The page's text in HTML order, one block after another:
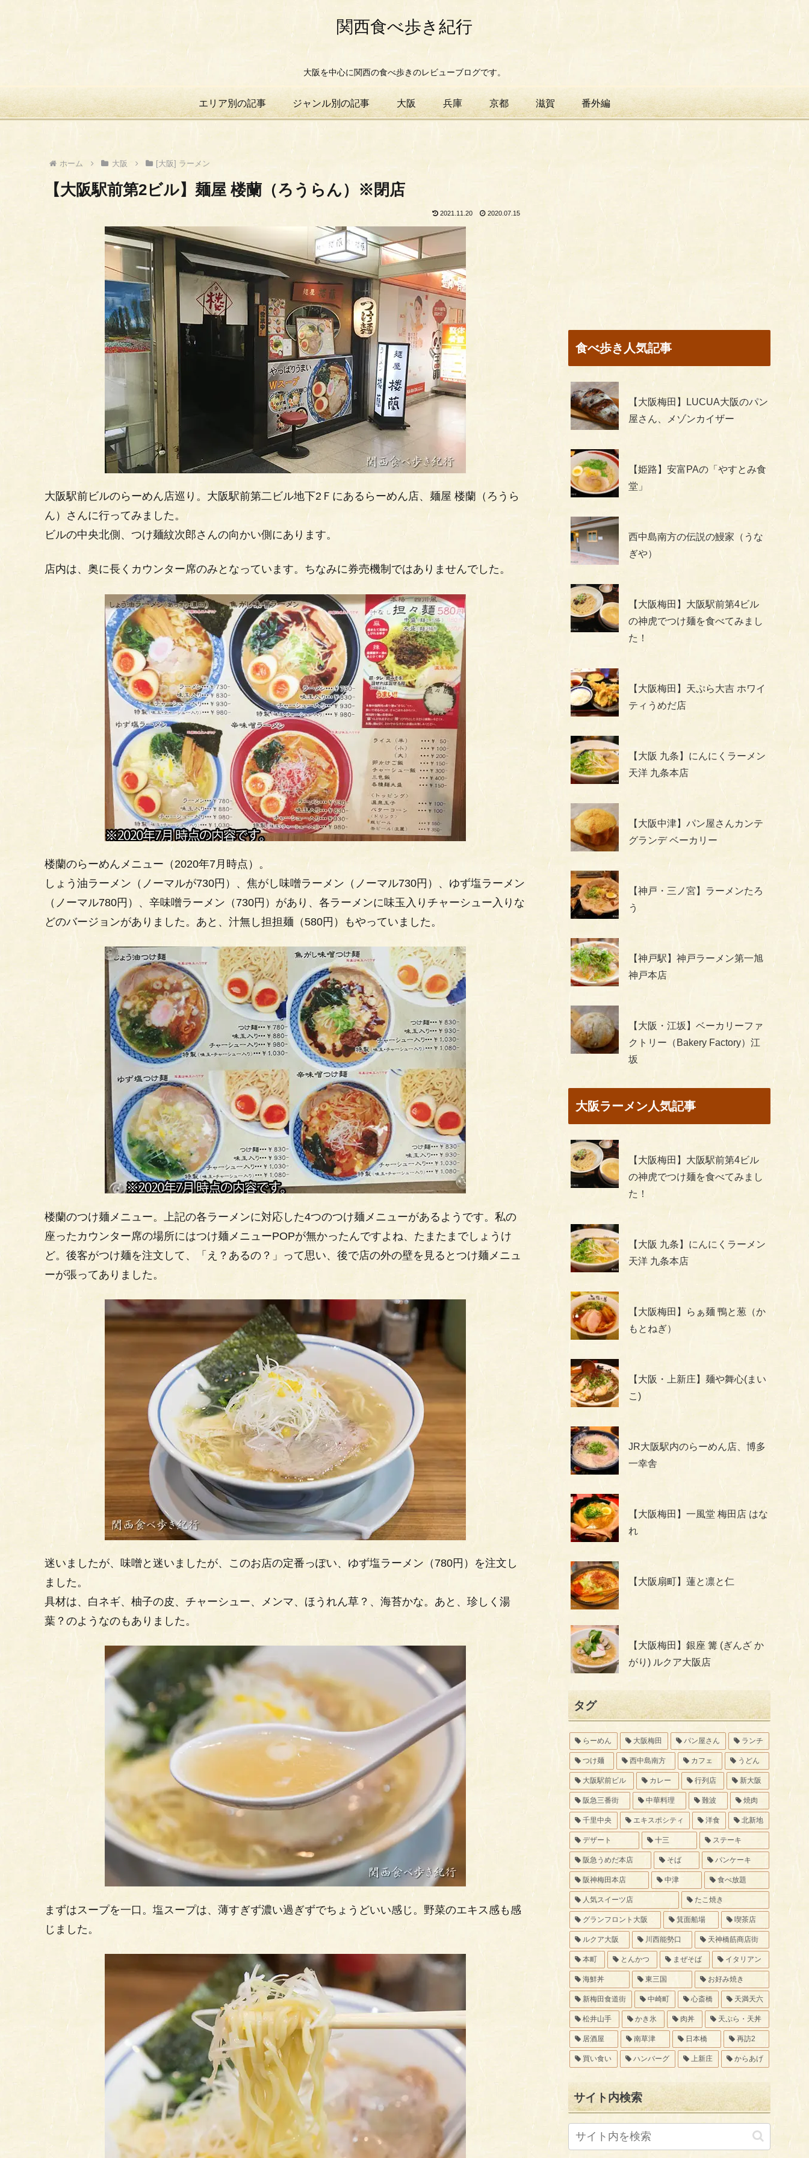
関西食べ歩き紀行
大阪を中心に関西の食べ歩きのレビューブログです。
エリア別の記事 ジャンル別の記事 大阪 兵庫 京都 滋賀 番外編
ホーム 大阪 [大阪] ラーメン
【大阪駅前第2ビル】麺屋 楼蘭（ろうらん）※閉店
2021.11.20 2020.07.15
大阪駅前ビルのらーめん店巡り。大阪駅前第二ビル地下2Ｆにあるらーめん店、麺屋 楼蘭（ろうら
ん）さんに行ってみました。
ビルの中央北側、つけ麺紋次郎さんの向かい側にあります。
店内は、奥に長くカウンター席のみとなっています。ちなみに券売機制ではありませんでした。
楼蘭のらーめんメニュー（2020年7月時点）。
しょう油ラーメン（ノーマルが730円）、焦がし味噌ラーメン（ノーマル730円）、ゆず塩ラーメン
（ノーマル780円）、辛味噌ラーメン（730円）があり、各ラーメンに味玉入りチャーシュー入りな
どのバージョンがありました。あと、汁無し担担麺（580円）もやっていました。
楼蘭のつけ麺メニュー。上記の各ラーメンに対応した4つのつけ麺メニューがあるようです。私の
座ったカウンター席の場所にはつけ麺メニューPOPが無かったんですよね、たまたまでしょうけ
ど。後客がつけ麺を注文して、「え？あるの？」って思い、後で店の外の壁を見るとつけ麺メニュ
ーが張ってありました。
迷いましたが、味噌と迷いましたが、このお店の定番っぽい、ゆず塩ラーメン（780円）を注文し
ました。
具材は、白ネギ、柚子の皮、チャーシュー、メンマ、ほうれん草？、海苔かな。あと、珍しく湯
葉？のようなのもありました。
まずはスープを一口。塩スープは、薄すぎず濃い過ぎずでちょうどいい感じ。野菜のエキス感も感
じました。
食べ歩き人気記事
【大阪梅田】LUCUA大阪のパン
屋さん、メゾンカイザー
【姫路】安富PAの「やすとみ食
堂」
西中島南方の伝説の鰻家（うな
ぎや）
【大阪梅田】大阪駅前第4ビル
の神虎でつけ麺を食べてみまし
た！
【大阪梅田】天ぷら大吉 ホワイ
ティうめだ店
【大阪 九条】にんにくラーメン
天洋 九条本店
【大阪中津】パン屋さんカンテ
グランデ ベーカリー
【神戸・三ノ宮】ラーメンたろ
う
【神戸駅】神戸ラーメン第一旭
神戸本店
【大阪・江坂】ベーカリーファ
クトリー（Bakery Factory）江
坂
大阪ラーメン人気記事
【大阪梅田】大阪駅前第4ビル
の神虎でつけ麺を食べてみまし
た！
【大阪 九条】にんにくラーメン
天洋 九条本店
【大阪梅田】らぁ麺 鴨と葱（か
もとねぎ）
【大阪・上新庄】麺や舞心(まい
こ)
JR大阪駅内のらーめん店、博多
一幸舎
【大阪梅田】一風堂 梅田店 はな
れ
【大阪扇町】蓮と凛と仁
【大阪梅田】銀座 篝 (ぎんざ か
がり) ルクア大阪店
タグ
らーめん 大阪梅田 パン屋さん ランチ
つけ麺 西中島南方 カフェ うどん
大阪駅前ビル カレー 行列店 新大阪
阪急三番街 中華料理 難波 焼肉
千里中央 エキスポシティ 洋食 北新地
デザート 十三 ステーキ
阪急うめだ本店 そば パンケーキ
阪神梅田本店 中津 食べ放題
人気スイーツ店 たこ焼き
グランフロント大阪 箕面船場 喫茶店
ルクア大阪 川西能勢口 天神橋筋商店街
本町 とんかつ まぜそば イタリアン
海鮮丼 東三国 お好み焼き
新梅田食道街 中崎町 心斎橋 天満天六
松井山手 かき氷 肉丼 天ぷら・天丼
居酒屋 南草津 日本橋 再訪2
買い食い ハンバーグ 上新庄 からあげ
サイト内検索